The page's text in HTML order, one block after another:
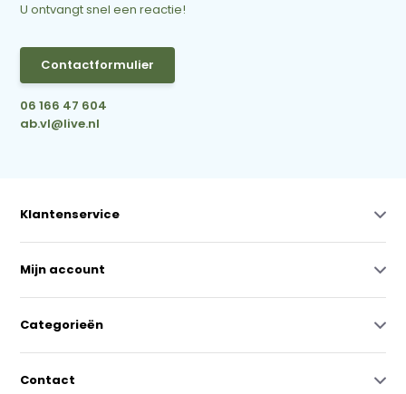
U ontvangt snel een reactie!
Contactformulier
06 166 47 604
ab.vl@live.nl
Klantenservice
Mijn account
Categorieën
Contact